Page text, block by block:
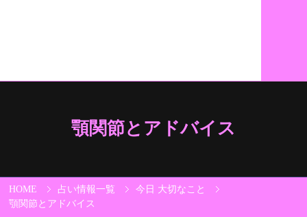
顎関節とアドバイス
HOME 占い情報一覧
今日 大切なこと
顎関節とアドバイス